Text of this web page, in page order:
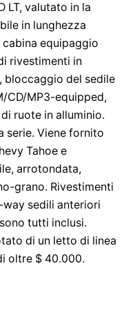
LT, valutato in la
in lunghezza
equipaggio
rivestimenti in
bloccaggio del sedile
CD/MP3-equipped,
ruote in alluminio.
serie. Viene fornito
Tahoe e
arrotondata,
grano. Rivestimenti
sedili anteriori
tutti inclusi.
di un letto di linea
oltre $ 40.000.